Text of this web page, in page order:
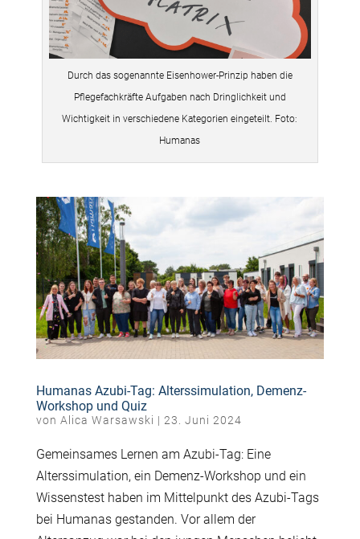
Durch das sogenannte Eisenhower-Prinzip haben die
Pflegefachkräfte Aufgaben nach Dringlichkeit und
Wichtigkeit in verschiedene Kategorien eingeteilt. Foto:
Humanas
Humanas Azubi-Tag: Alterssimulation, Demenz-
Workshop und Quiz
von Alica Warsawski | 23. Juni 2024
Gemeinsames Lernen am Azubi-Tag: Eine
Alterssimulation, ein Demenz-Workshop und ein
Wissenstest haben im Mittelpunkt des Azubi-Tags
bei Humanas gestanden. Vor allem der